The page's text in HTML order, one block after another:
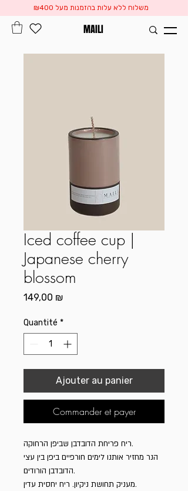
משלוח ללא עלות בהזמנות מעל ₪400
MAILI
Iced coffee cup |
Japanese cherry
blossom
149,00 ₪Prix
Quantité *
Ajouter au panier
Commander et payer
ריח פריחת הדובדבן שביפן הרחוקה.
הנר מחזיר אותנו לימים חורפיים ביפן בין עצי
הדובדבן הורודים.
מעניק תחושת ניקיון. ריח יחסית עדין.